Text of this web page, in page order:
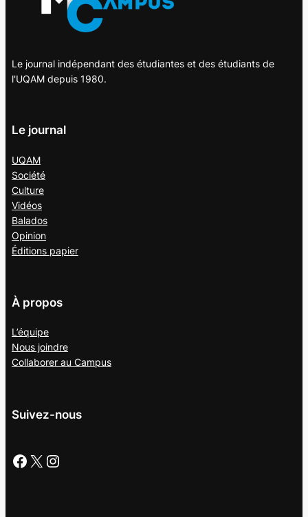
Le journal indépendant des étudiantes et des étudiants de
l'UQAM depuis 1980.
Le journal
UQAM
Société
Culture
Vidéos
Balados
Opinion
Éditions papier
À propos
L’équipe
Nous joindre
Collaborer au Campus
Suivez-nous
Facebook X Instagram